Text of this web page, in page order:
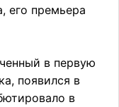
его премьера
в первую
появился в
в